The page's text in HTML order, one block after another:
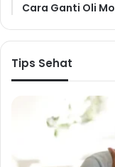
Cara Ganti Oli
Tips Sehat